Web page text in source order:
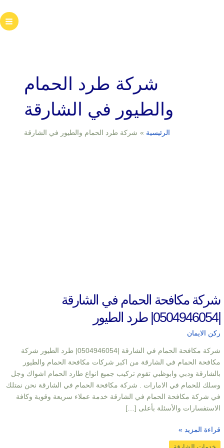
شركة طرد الحمام
والطيور في الشارقة
الرئيسية شركة طرد الحمام والطيور في الشارقة
شركة مكافحة الحمام في الشارقة
|0504946054| طرد الطيور
ركن الايمان
شركة مكافحة الحمام في الشارقة |0504946054| طرد الطيور شركة
مكافحة الحمام في الشارقة من اكبر شركات مكافحة الحمام والطيور
بالشارقة ودبي وابوظبي تقوم تركيب جميع انواع طارد الحمام اشواك وجل
وسلك للحمام في الامارات . شركة مكافحة الحمام في الشارقة نحن نمتلك
في شركة مكافحة الحمام في الشارقة خدمة عملاء سريعة وقوية وكافة
الاستفسارات والأسئلة بأعلى […]
قراءة المزيد »